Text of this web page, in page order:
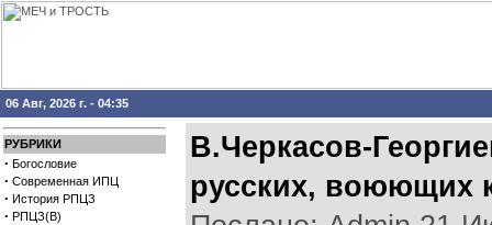
06 Авг, 2026 г. - 04:35
РУБРИКИ
· Богословие
· Современная ИПЦ
· История РПЦЗ
· РПЦЗ(В)
В.Черкасов-
русских, воюющих